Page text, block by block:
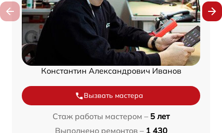
Константин Александрович Иванов
Вызвать мастера
Стаж работы мастером – 5 лет
Выполнено ремонтов – 1 430